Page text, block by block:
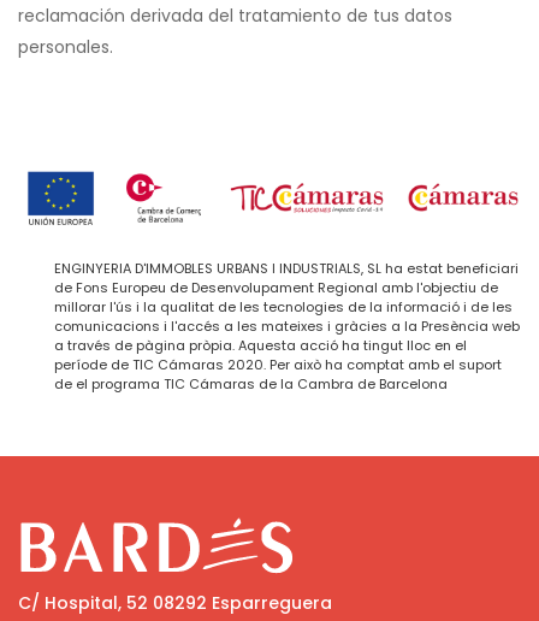
reclamación derivada del tratamiento de tus datos
personales.
ENGINYERIA D'IMMOBLES URBANS I INDUSTRIALS, SL ha estat beneficiari
de Fons Europeu de Desenvolupament Regional amb l'objectiu de
millorar l'ús i la qualitat de les tecnologies de la informació i de les
comunicacions i l'accés a les mateixes i gràcies a la Presència web
a través de pàgina pròpia. Aquesta acció ha tingut lloc en el
període de TIC Cámaras 2020. Per això ha comptat amb el suport
de el programa TIC Cámaras de la Cambra de Barcelona
C/ Hospital, 52 08292 Esparreguera